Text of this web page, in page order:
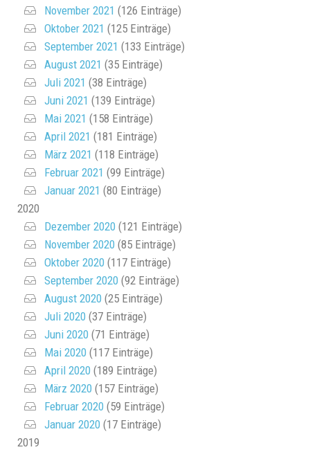
November 2021 (126 Einträge)
Oktober 2021 (125 Einträge)
September 2021 (133 Einträge)
August 2021 (35 Einträge)
Juli 2021 (38 Einträge)
Juni 2021 (139 Einträge)
Mai 2021 (158 Einträge)
April 2021 (181 Einträge)
März 2021 (118 Einträge)
Februar 2021 (99 Einträge)
Januar 2021 (80 Einträge)
2020
Dezember 2020 (121 Einträge)
November 2020 (85 Einträge)
Oktober 2020 (117 Einträge)
September 2020 (92 Einträge)
August 2020 (25 Einträge)
Juli 2020 (37 Einträge)
Juni 2020 (71 Einträge)
Mai 2020 (117 Einträge)
April 2020 (189 Einträge)
März 2020 (157 Einträge)
Februar 2020 (59 Einträge)
Januar 2020 (17 Einträge)
2019